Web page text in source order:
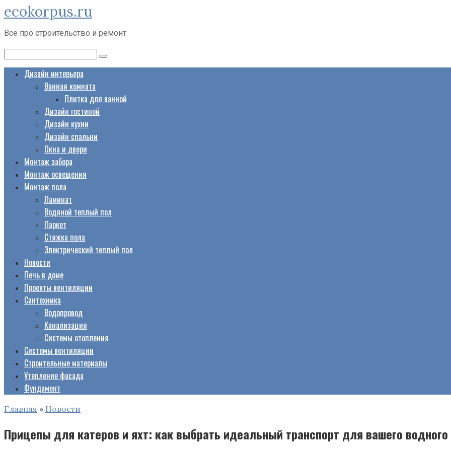
Перейти
к
контенту
ecokorpus.ru
Все про строительство и ремонт
Дизайн интерьера
Ванная комната
Плитка для ванной
Дизайн гостиной
Дизайн кухни
Дизайн спальни
Окна и двери
Монтаж забора
Монтаж освещения
Монтаж пола
Ламинат
Водяной теплый пол
Паркет
Стяжка пола
Электрический теплый пол
Новости
Печь в доме
Проекты вентиляции
Сантехника
Водопровод
Канализация
Системы отопления
Системы вентиляции
Строительные материалы
Утепление фасада
Фундамент
Главная » Новости
Прицепы для катеров и яхт: как выбрать идеальный транспорт для вашего